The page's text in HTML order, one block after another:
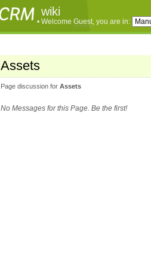
wiki
• Welcome Guest, you are in:
Assets
Page discussion for Assets
No Messages for this Page. Be the first!